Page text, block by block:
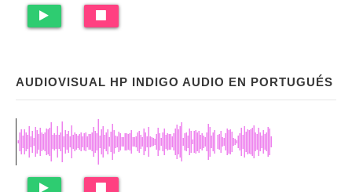
AUDIOVISUAL HP INDIGO AUDIO EN PORTUGUÉS